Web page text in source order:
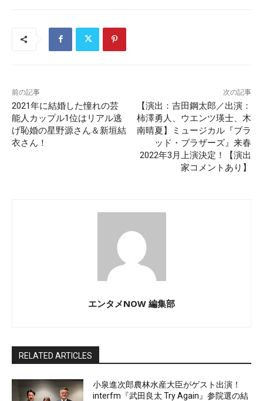
前の記事
2021年に結婚した憧れの芸
能人カップル1位はリアル逃
げ恥婚の星野源さん＆新垣結
衣さん！
次の記事
【演出：吉田鋼太郎／出演：
柿澤勇人、ウエンツ瑛士、木
南晴夏】ミュージカル『ブラ
ッド・ブラザーズ』来春
2022年3月上演決定！【演出
家コメントあり】
エンタメNOW 編集部
RELATED ARTICLES
小泉進次郎農林水産大臣がゲスト出演！
interfm『武田良太 Try Again』参院選の結